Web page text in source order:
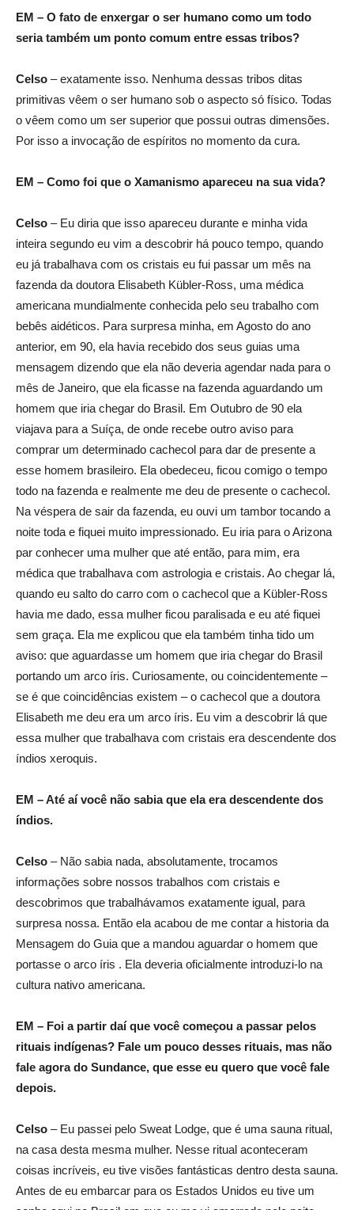
EM – O fato de enxergar o ser humano como um todo
seria também um ponto comum entre essas tribos?
Celso – exatamente isso. Nenhuma dessas tribos ditas
primitivas vêem o ser humano sob o aspecto só físico. Todas
o vêem como um ser superior que possui outras dimensões.
Por isso a invocação de espíritos no momento da cura.
EM – Como foi que o Xamanismo apareceu na sua vida?
Celso – Eu diria que isso apareceu durante e minha vida
inteira segundo eu vim a descobrir há pouco tempo, quando
eu já trabalhava com os cristais eu fui passar um mês na
fazenda da doutora Elisabeth Kübler-Ross, uma médica
americana mundialmente conhecida pelo seu trabalho com
bebês aidéticos. Para surpresa minha, em Agosto do ano
anterior, em 90, ela havia recebido dos seus guias uma
mensagem dizendo que ela não deveria agendar nada para o
mês de Janeiro, que ela ficasse na fazenda aguardando um
homem que iria chegar do Brasil. Em Outubro de 90 ela
viajava para a Suíça, de onde recebe outro aviso para
comprar um determinado cachecol para dar de presente a
esse homem brasileiro. Ela obedeceu, ficou comigo o tempo
todo na fazenda e realmente me deu de presente o cachecol.
Na véspera de sair da fazenda, eu ouvi um tambor tocando a
noite toda e fiquei muito impressionado. Eu iria para o Arizona
par conhecer uma mulher que até então, para mim, era
médica que trabalhava com astrologia e cristais. Ao chegar lá,
quando eu salto do carro com o cachecol que a Kübler-Ross
havia me dado, essa mulher ficou paralisada e eu até fiquei
sem graça. Ela me explicou que ela também tinha tido um
aviso: que aguardasse um homem que iria chegar do Brasil
portando um arco íris. Curiosamente, ou coincidentemente –
se é que coincidências existem – o cachecol que a doutora
Elisabeth me deu era um arco íris. Eu vim a descobrir lá que
essa mulher que trabalhava com cristais era descendente dos
índios xeroquis.
EM – Até aí você não sabia que ela era descendente dos
índios.
Celso – Não sabia nada, absolutamente, trocamos
informações sobre nossos trabalhos com cristais e
descobrimos que trabalhávamos exatamente igual, para
surpresa nossa. Então ela acabou de me contar a historia da
Mensagem do Guia que a mandou aguardar o homem que
portasse o arco íris . Ela deveria oficialmente introduzi-lo na
cultura nativo americana.
EM – Foi a partir daí que você começou a passar pelos
rituais indígenas? Fale um pouco desses rituais, mas não
fale agora do Sundance, que esse eu quero que você fale
depois.
Celso – Eu passei pelo Sweat Lodge, que é uma sauna ritual,
na casa desta mesma mulher. Nesse ritual aconteceram
coisas incríveis, eu tive visões fantásticas dentro desta sauna.
Antes de eu embarcar para os Estados Unidos eu tive um